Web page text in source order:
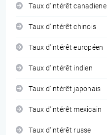
Taux d'intérêt canadiene
Taux d'intérêt chinois
Taux d'intérêt européen
Taux d'intérêt indien
Taux d'intérêt japonais
Taux d'intérêt mexicain
Taux d'intérêt russe